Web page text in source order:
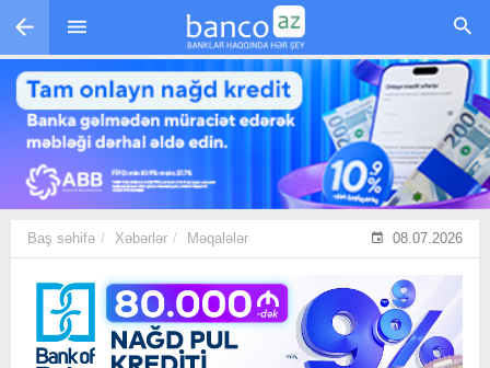
Skip to main content
Baş səhifə Xəbərlər Məqalələr 08.07.2026